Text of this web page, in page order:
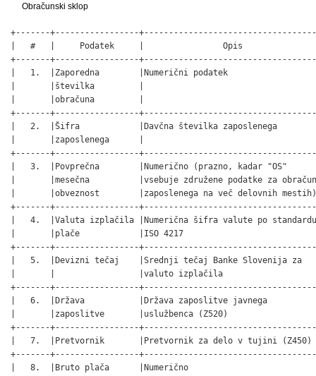
Obračunski sklop
+-------+-----------------
|   #   |     Podatek     |                Opis
+-------+-----------------
|   1.  |Zaporedna        |Numerični podatek
|       |številka         |
|       |obračuna         |
+-------+-----------------
|   2.  |Šifra            |Davčna številka zaposlenega
|       |zaposlenega      |
+-------+-----------------
|   3.  |Povprečna        |Numerično (prazno, kadar "OS"
|       |mesečna          |vsebuje združene podatke za
|       |obveznost        |zaposlenega na več delovnih
+-------+-----------------
|   4.  |Valuta izplačila |Numerična šifra valute po
|       |plače            |ISO 4217
+-------+-----------------
|   5.  |Devizni tečaj    |Srednji tečaj Banke Slovenija za
|       |                 |valuto izplačila
+-------+-----------------
|   6.  |Država           |Država zaposlitve javnega
|       |zaposlitve       |uslužbenca (Z520)
+-------+-----------------
|   7.  |Pretvornik       |Pretvornik za delo v tujini
+-------+-----------------
|   8.  |Bruto plača      |Numerično